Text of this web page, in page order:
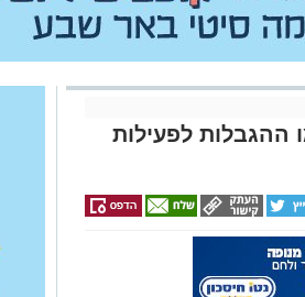
ההגבלות לפעילות